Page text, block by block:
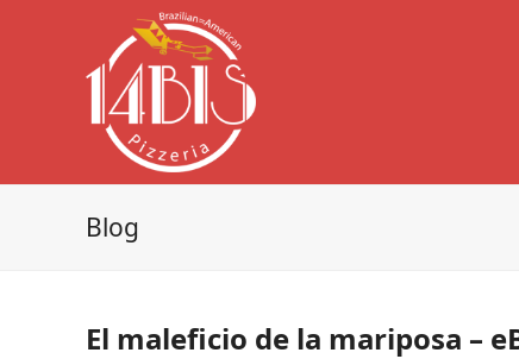
Blog
El maleficio de la mariposa –